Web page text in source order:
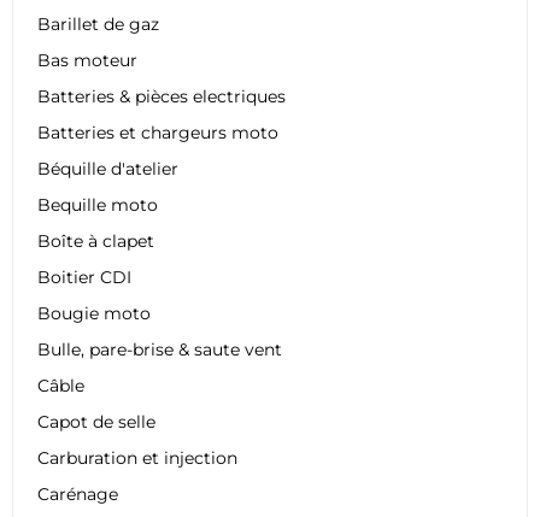
Barillet de gaz
Bas moteur
Batteries & pièces electriques
Batteries et chargeurs moto
Béquille d'atelier
Bequille moto
Boîte à clapet
Boitier CDI
Bougie moto
Bulle, pare-brise & saute vent
Câble
Capot de selle
Carburation et injection
Carénage